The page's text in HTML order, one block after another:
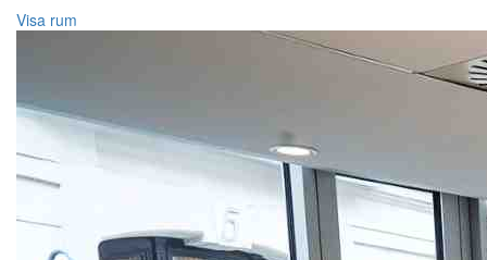
Visa rum